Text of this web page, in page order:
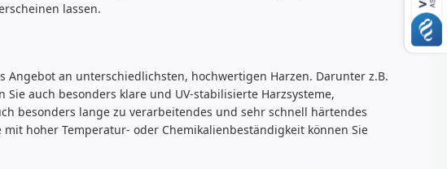
lassen.
an unterschiedlichsten, hochwertigen Harzen. Darunter z.B.
auch besonders klare und UV-stabilisierte Harzsysteme,
besonders lange zu verarbeitendes und sehr schnell härtendes
hoher Temperatur- oder Chemikalienbeständigkeit können Sie